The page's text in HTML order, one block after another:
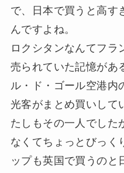
で、日本で買うと高す
んですよね。
ロクシタンなんてフラ
売られていた記憶があ
ル・ド・ゴール空港内
光客がまとめ買いして
たしもその一人でした
なくてちょっとびっく
ップも英国で買うのと